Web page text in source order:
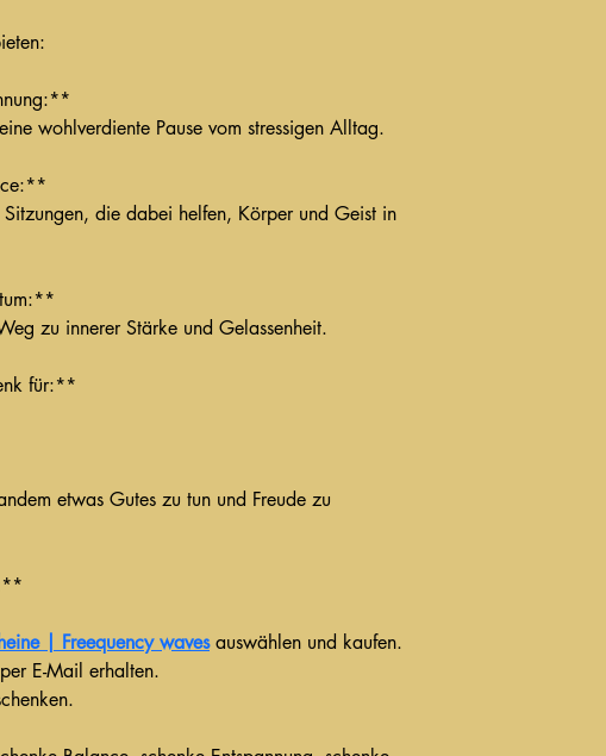
wohlverdiente Pause vom stressigen Alltag.
die dabei helfen, Körper und Geist in
zu innerer Stärke und Gelassenheit.
für:**
etwas Gutes zu tun und Freude zu
| Freequency waves auswählen und kaufen.
E-Mail erhalten.